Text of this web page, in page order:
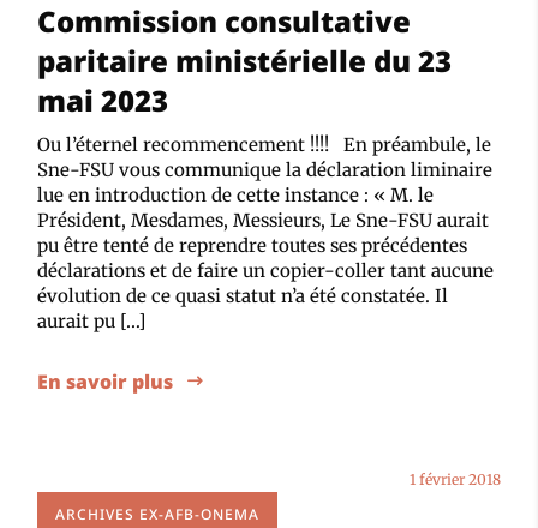
Commission consultative
paritaire ministérielle du 23
mai 2023
Ou l’éternel recommencement !!!! En préambule, le
Sne-FSU vous communique la déclaration liminaire
lue en introduction de cette instance : « M. le
Président, Mesdames, Messieurs, Le Sne-FSU aurait
pu être tenté de reprendre toutes ses précédentes
déclarations et de faire un copier-coller tant aucune
évolution de ce quasi statut n’a été constatée. Il
aurait pu […]
En savoir plus
ARCHIVES EX-AFB-ONEMA
1 février 2018